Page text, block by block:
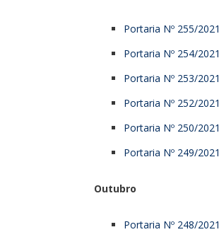
Portaria Nº 255/2021
Portaria Nº 254/2021
Portaria Nº 253/2021
Portaria Nº 252/2021
Portaria Nº 250/2021
Portaria Nº 249/2021
Outubro
Portaria Nº 248/2021